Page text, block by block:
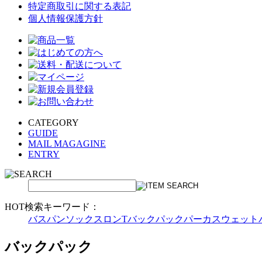
特定商取引に関する表記
個人情報保護方針
CATEGORY
GUIDE
MAIL MAGAGINE
ENTRY
HOT検索キーワード：
バスパンソックス ロンTバックパックパーカ スウェット
バックパック